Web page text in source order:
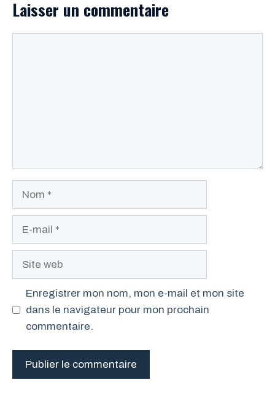
Laisser un commentaire
Enregistrer mon nom, mon e-mail et mon site
dans le navigateur pour mon prochain
commentaire.